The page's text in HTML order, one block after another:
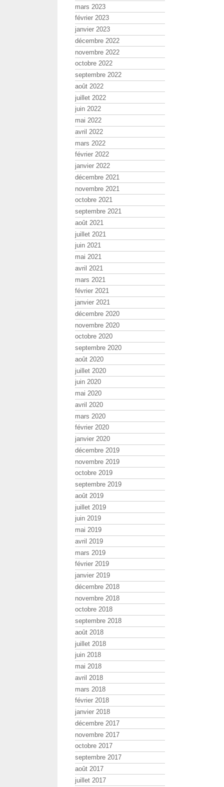
mars 2023
février 2023
janvier 2023
décembre 2022
novembre 2022
octobre 2022
septembre 2022
août 2022
juillet 2022
juin 2022
mai 2022
avril 2022
mars 2022
février 2022
janvier 2022
décembre 2021
novembre 2021
octobre 2021
septembre 2021
août 2021
juillet 2021
juin 2021
mai 2021
avril 2021
mars 2021
février 2021
janvier 2021
décembre 2020
novembre 2020
octobre 2020
septembre 2020
août 2020
juillet 2020
juin 2020
mai 2020
avril 2020
mars 2020
février 2020
janvier 2020
décembre 2019
novembre 2019
octobre 2019
septembre 2019
août 2019
juillet 2019
juin 2019
mai 2019
avril 2019
mars 2019
février 2019
janvier 2019
décembre 2018
novembre 2018
octobre 2018
septembre 2018
août 2018
juillet 2018
juin 2018
mai 2018
avril 2018
mars 2018
février 2018
janvier 2018
décembre 2017
novembre 2017
octobre 2017
septembre 2017
août 2017
juillet 2017